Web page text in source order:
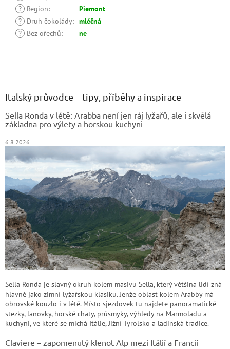
?
Region:
Piemont
?
Druh čokolády: mléčná
?
Bez ořechů: ne
Italský průvodce – tipy, příběhy a inspirace
Sella Ronda v létě: Arabba není jen ráj lyžařů, ale i skvělá
základna pro výlety a horskou kuchyni
6.8.2026
Sella Ronda je slavný okruh kolem masivu Sella, který většina lidí zná
hlavně jako zimní lyžařskou klasiku. Jenže oblast kolem Arabby má
obrovské kouzlo i v létě. Místo sjezdovek tu najdete panoramatické
stezky, lanovky, horské chaty, průsmyky, výhledy na Marmoladu a
kuchyni, ve které se míchá Itálie, Jižní Tyrolsko a ladinská tradice.
Claviere – zapomenutý klenot Alp mezi Itálií a Francií